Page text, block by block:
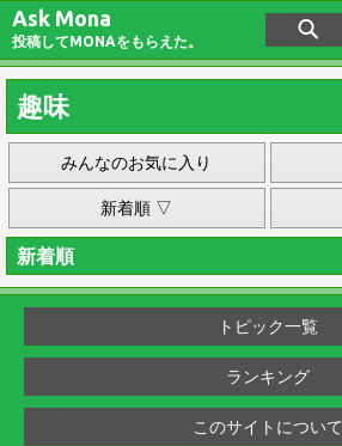
Ask Mona
投稿してMONAをもらえた。
趣味
みんなのお気に入り
新着順 ▽
新着順
トピック一覧
ランキング
このサイトについて